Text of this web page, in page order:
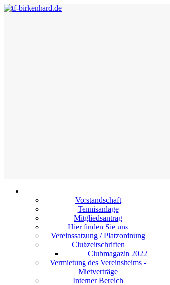
Vorstandschaft
Tennisanlage
Mitgliedsantrag
Hier finden Sie uns
Vereinssatzung / Platzordnung
Clubzeitschriften
Clubmagazin 2022
Vermietung des Vereinsheims -
Mietverträge
Interner Bereich